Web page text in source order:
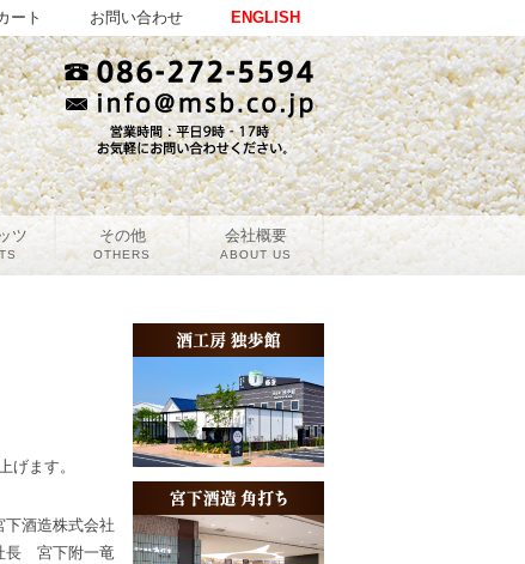
げます。
下酒造株式会社
長 宮下附一竜
ツ その他
OTHERS
会社概要
ABOUT US
ENGLISH
お問い合わせ
ート